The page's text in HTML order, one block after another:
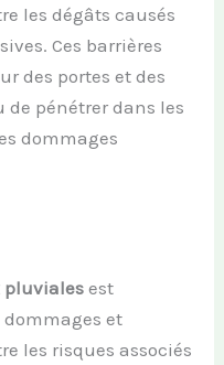
les dégâts causés
Ces barrières
des portes et des
de pénétrer dans les
dommages
pluviales est
et
les risques associés